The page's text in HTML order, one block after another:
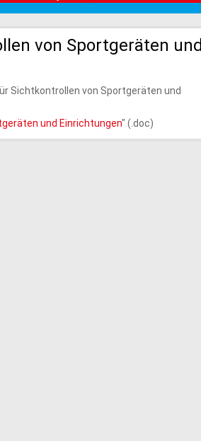
von Sportgeräten und
Sichtkontrollen von Sportgeräten und
und Einrichtungen" (.doc)